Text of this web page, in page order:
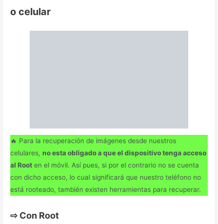
o celular
🔥 Para la recuperación de imágenes desde nuestros
celulares,no esta obligado a que el dispositivo tenga acceso
al Root en el móvil. Así pues, si por el contrario no se cuenta
con dicho acceso, lo cual significará que nuestro teléfono no
está rooteado, también existen herramientas para recuperar.
⇨ Con Root